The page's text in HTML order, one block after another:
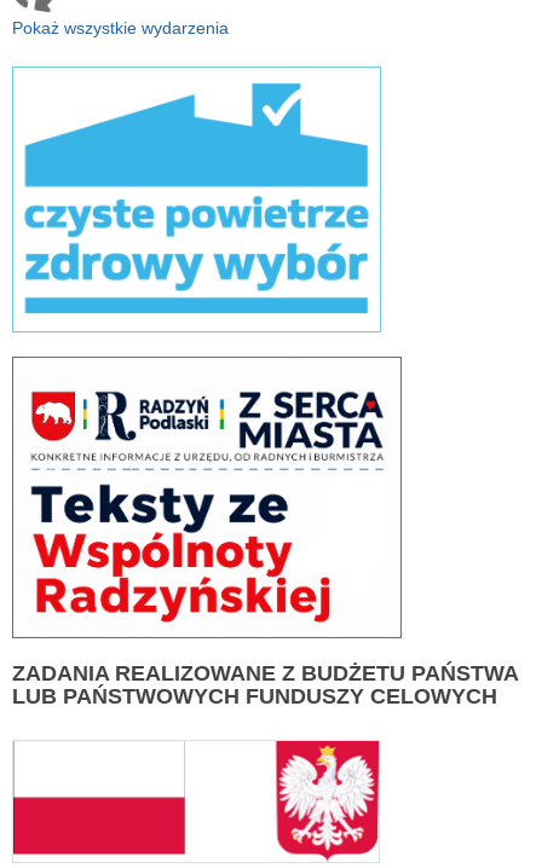
Pokaż wszystkie wydarzenia
ZADANIA REALIZOWANE Z BUDŻETU PAŃSTWA
LUB PAŃSTWOWYCH FUNDUSZY CELOWYCH